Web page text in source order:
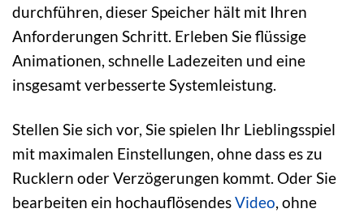
durchführen, dieser Speicher hält mit Ihren
Anforderungen Schritt. Erleben Sie flüssige
Animationen, schnelle Ladezeiten und eine
insgesamt verbesserte Systemleistung.
Stellen Sie sich vor, Sie spielen Ihr Lieblingsspiel
mit maximalen Einstellungen, ohne dass es zu
Rucklern oder Verzögerungen kommt. Oder Sie
bearbeiten ein hochauflösendesVideo, ohne